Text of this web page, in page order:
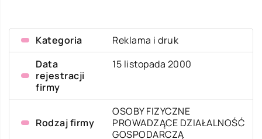
Kategoria
Reklama i druk
Data
rejestracji
firmy
15 listopada 2000
Rodzaj firmy
OSOBY FIZYCZNE
PROWADZĄCE DZIAŁALNOŚĆ
GOSPODARCZĄ